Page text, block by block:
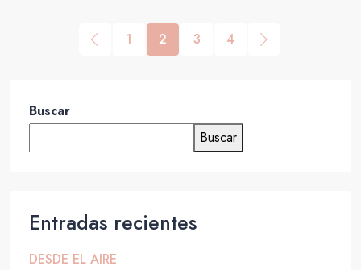
1 2 3 4
Buscar
Buscar
Entradas recientes
DESDE EL AIRE